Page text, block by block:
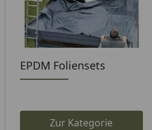
EPDM Foliensets
Zur Kategorie